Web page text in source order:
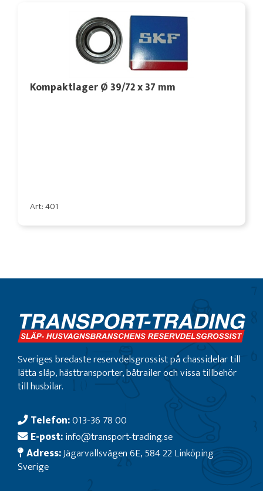
Kompaktlager Ø 39/72 x 37 mm
Art: 401
Sveriges bredaste reservdelsgrossist på chassidelar till
lätta släp, hästtransporter, båtrailer och vissa tillbehör
till husbilar.
Telefon:013-36 78 00
E-post:info@transport-trading.se
Adress:Jägarvallsvägen 6E, 584 22 Linköping
Sverige